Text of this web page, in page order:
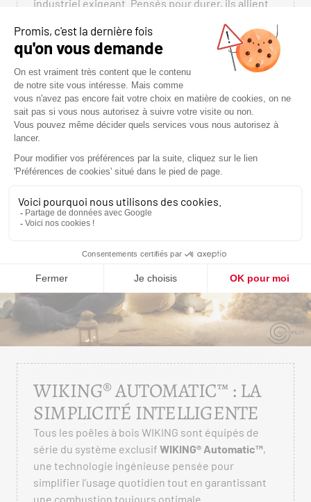
industriel exigeant. Pensés pour durer, ils allient
Chaque appareil devient ainsi bien plus qu’un
simple système de chauffage : il s’impose comme
un point d’ancrage dans l’espace de vie, diffusant
une chaleur douce et créant une atmosphère à la
fois chaleureuse, apaisante et authentique.
WIKING® AUTOMATIC™ : LA
SIMPLICITÉ INTELLIGENTE
Tous les poêles à bois WIKING sont équipés de
série du système exclusif WIKING® Automatic™,
une technologie ingénieuse pensée pour
simplifier l’usage quotidien tout en garantissant
une combustion toujours optimale.